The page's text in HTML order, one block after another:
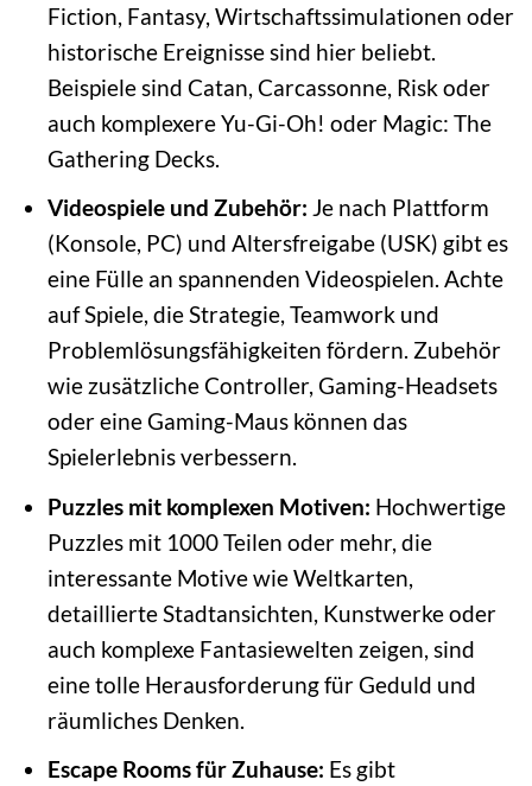
Fiction, Fantasy, Wirtschaftssimulationen oder
historische Ereignisse sind hier beliebt.
Beispiele sind Catan, Carcassonne, Risk oder
auch komplexere Yu-Gi-Oh! oder Magic: The
Gathering Decks.
Videospiele und Zubehör: Je nach Plattform
(Konsole, PC) und Altersfreigabe (USK) gibt es
eine Fülle an spannenden Videospielen. Achte
auf Spiele, die Strategie, Teamwork und
Problemlösungsfähigkeiten fördern. Zubehör
wie zusätzliche Controller, Gaming-Headsets
oder eine Gaming-Maus können das
Spielerlebnis verbessern.
Puzzles mit komplexen Motiven: Hochwertige
Puzzles mit 1000 Teilen oder mehr, die
interessante Motive wie Weltkarten,
detaillierte Stadtansichten, Kunstwerke oder
auch komplexe Fantasiewelten zeigen, sind
eine tolle Herausforderung für Geduld und
räumliches Denken.
Escape Rooms für Zuhause: Es gibt